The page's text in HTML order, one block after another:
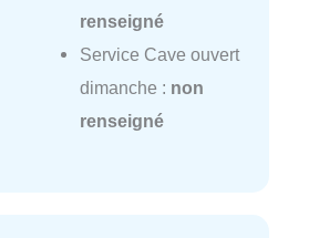
renseigné
Service Cave ouvert
dimanche : non
renseigné